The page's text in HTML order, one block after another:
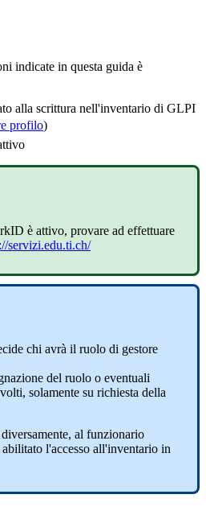
indicate in questa guida è
alla scrittura nell'inventario di GLPI
profilo)
è attivo, provare ad effettuare
servizi.edu.ti.ch/
chi avrà il ruolo di gestore
del ruolo o eventuali
solamente su richiesta della
al funzionario
l'accesso all'inventario in